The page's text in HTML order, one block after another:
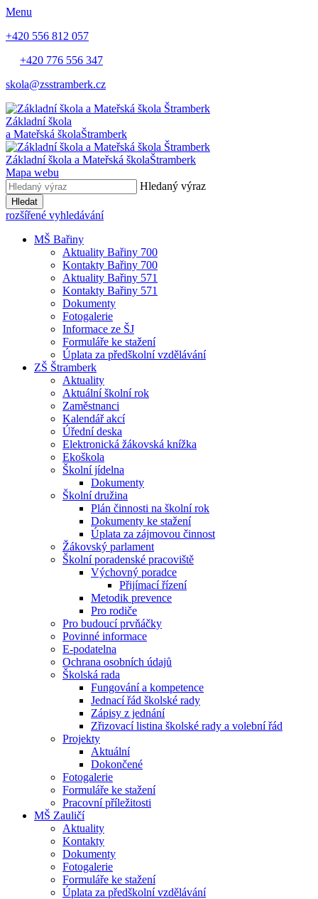
Menu
+420 556 812 057
+420 776 556 347
skola@zsstramberk.cz
Základní škola
a Mateřská školaŠtramberk
Základní škola a Mateřská školaŠtramberk
Mapa webu
Hledaný výraz
Hledat
rozšířené vyhledávání
MŠ Bařiny
Aktuality Bařiny 700
Kontakty Bařiny 700
Aktuality Bařiny 571
Kontakty Bařiny 571
Dokumenty
Fotogalerie
Informace ze ŠJ
Formuláře ke stažení
Úplata za předškolní vzdělávání
ZŠ Štramberk
Aktuality
Aktuální školní rok
Zaměstnanci
Kalendář akcí
Úřední deska
Elektronická žákovská knížka
Ekoškola
Školní jídelna
Dokumenty
Školní družina
Plán činnosti na školní rok
Dokumenty ke stažení
Úplata za zájmovou činnost
Žákovský parlament
Školní poradenské pracoviště
Výchovný poradce
Přijímací řízení
Metodik prevence
Pro rodiče
Pro budoucí prvňáčky
Povinné informace
E-podatelna
Ochrana osobních údajů
Školská rada
Fungování a kompetence
Jednací řád školské rady
Zápisy z jednání
Zřizovací listina školské rady a volební řád
Projekty
Aktuální
Dokončené
Fotogalerie
Formuláře ke stažení
Pracovní příležitosti
MŠ Zauličí
Aktuality
Kontakty
Dokumenty
Fotogalerie
Formuláře ke stažení
Úplata za předškolní vzdělávání